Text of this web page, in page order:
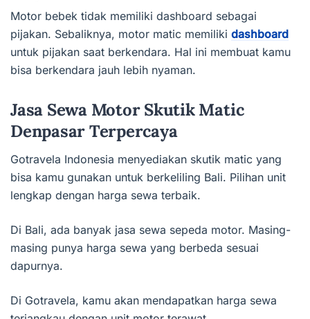
Motor bebek tidak memiliki dashboard sebagai
pijakan. Sebaliknya, motor matic memiliki dashboard
untuk pijakan saat berkendara. Hal ini membuat kamu
bisa berkendara jauh lebih nyaman.
Jasa Sewa Motor Skutik Matic
Denpasar Terpercaya
Gotravela Indonesia menyediakan skutik matic yang
bisa kamu gunakan untuk berkeliling Bali. Pilihan unit
lengkap dengan harga sewa terbaik.
Di Bali, ada banyak jasa sewa sepeda motor. Masing-
masing punya harga sewa yang berbeda sesuai
dapurnya.
Di Gotravela, kamu akan mendapatkan harga sewa